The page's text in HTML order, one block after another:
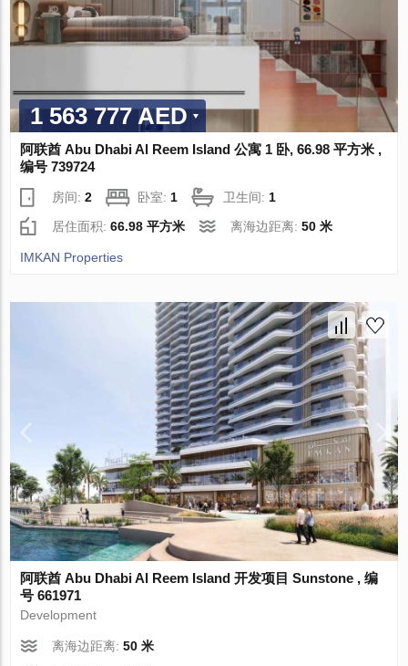
1 563 777 AED
阿联酋 Abu Dhabi Al Reem Island 公寓 1 卧, 66.98 平方米 ,
编号 739724
房间:2 卧室: 1 卫生间: 1
居住面积:66.98 平方米 离海边距离:50 米
IMKAN Properties
阿联酋 Abu Dhabi Al Reem Island 开发项目 Sunstone , 编
号 661971
Development
离海边距离:50 米